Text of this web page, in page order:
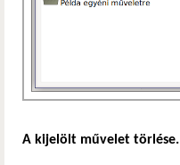
A kijelölt művelet törlése.